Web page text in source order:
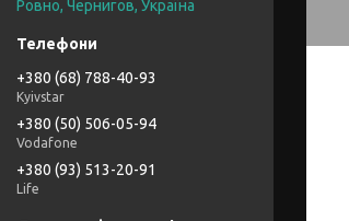
Ровно, Чернигов, Україна
+380 (68) 788-40-93
Kyivstar
+380 (50) 506-05-94
Vodafone
+380 (93) 513-20-91
Life